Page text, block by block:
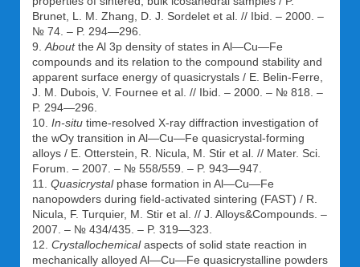
Brunet, L. M. Zhang, D. J. Sordelet et al. // Ibid. – 2000. –
№ 74. – P. 294—296.
9. Aboutthe Al 3p density of states in Al—Cu—Fe
compounds and its relation to the compound stability and
apparent surface energy of quasicrystals / E. Belin-Ferre,
J. M. Dubois, V. Fournee et al. // Ibid. – 2000. – № 818. –
P. 294—296.
10. In-situ time-resolved X-ray diffraction investigation of
the wОy transition in Al—Cu—Fe quasicrystal-forming
alloys / E. Otterstein, R. Nicula, M. Stir et al. // Mater. Sci.
Forum. – 2007. – № 558/559. – P. 943—947.
11. Quasicrystal phase formation in Al—Cu—Fe
nanopowders during field-activated sintering (FAST) / R.
Nicula, F. Turquier, M. Stir et al. // J. Alloys&Compounds. –
2007. – № 434/435. – P. 319—323.
12. Crystallochemicalaspects of solid state reaction in
mechanically alloyed Al—Cu—Fe quasicrystalline powders